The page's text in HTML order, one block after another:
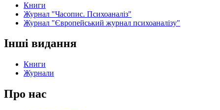
Книги
Журнал "Часопис. Психоаналіз"
Журнал "Європейський журнал психоаналізу"
Інші видання
Книги
Журнали
Про нас